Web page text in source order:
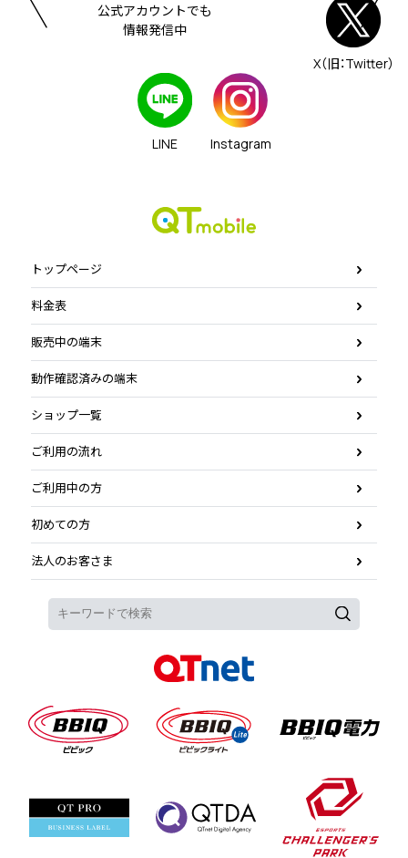
公式アカウントでも
情報発信中
X（旧：Twitter）
LINE Instagram
トップページ
料金表
販売中の端末
動作確認済みの端末
ショップ一覧
ご利用の流れ
ご利用中の方
初めての方
法人のお客さま